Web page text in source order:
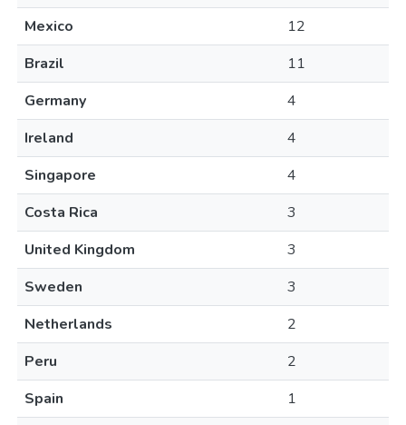
Mexico
12
Brazil
11
Germany
4
Ireland
4
Singapore
4
Costa Rica
3
United Kingdom
3
Sweden
3
Netherlands
2
Peru
2
Spain
1